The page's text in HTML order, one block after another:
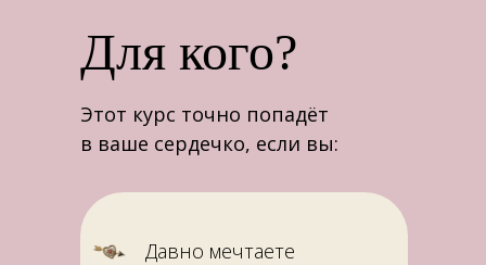
Для кого?
Этот курс точно попадёт
в ваше сердечко, если вы:
Давно мечтаете